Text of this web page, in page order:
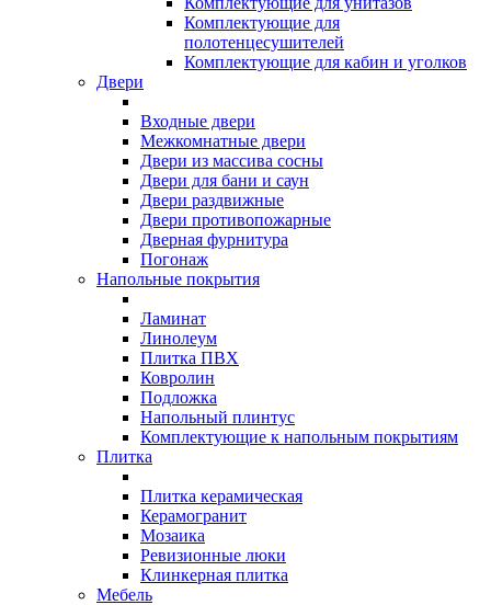
Комплектующие для
полотенцесушителей
Комплектующие для кабин и уголков
Двери
Входные двери
Межкомнатные двери
Двери из массива сосны
Двери для бани и саун
Двери раздвижные
Двери противопожарные
Дверная фурнитура
Погонаж
Напольные покрытия
Ламинат
Линолеум
Плитка ПВХ
Ковролин
Подложка
Напольный плинтус
Комплектующие к напольным покрытиям
Плитка
Плитка керамическая
Керамогранит
Мозаика
Ревизионные люки
Клинкерная плитка
Мебель